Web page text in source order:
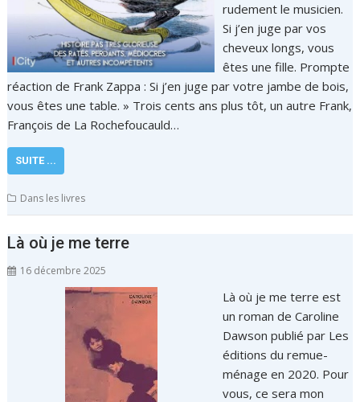
rudement le musicien.
Si j’en juge par vos
cheveux longs, vous
êtes une fille. Prompte
réaction de Frank Zappa : Si j’en juge par votre jambe de bois,
vous êtes une table. » Trois cents ans plus tôt, un autre Frank,
François de La Rochefoucauld…
SUITE ...
Dans les livres
Là où je me terre
16 décembre 2025
Là où je me terre est
un roman de Caroline
Dawson publié par Les
éditions du remue-
ménage en 2020. Pour
vous, ce sera mon